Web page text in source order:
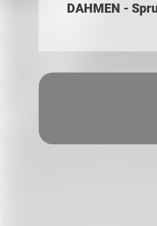
DAHMEN -